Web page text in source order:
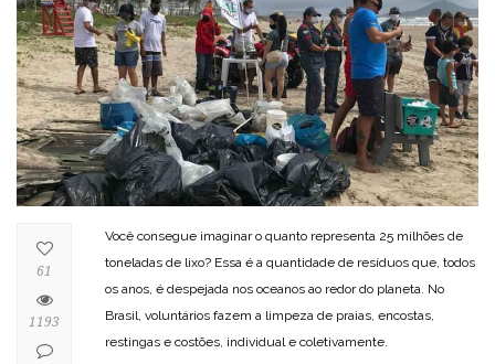
Você consegue imaginar o quanto representa 25 milhões de
toneladas de lixo? Essa é a quantidade de resíduos que, todos
os anos, é despejada nos oceanos ao redor do planeta. No
Brasil, voluntários fazem a limpeza de praias, encostas,
restingas e costões, individual e coletivamente.
61
1193